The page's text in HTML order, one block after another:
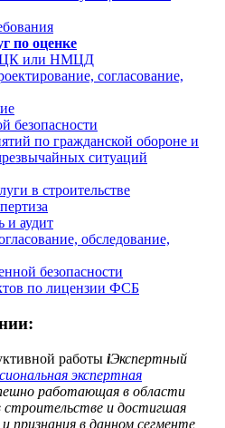
по оценке
или НМЦД
согласование,
безопасности
по гражданской обороне и
ситуаций
в строительстве
и аудит
обследование,
безопасности
по лицензии ФСБ
работы iЭкспертный
экспертная
работающая в области
строительстве и достигшая
признания в данном сегменте